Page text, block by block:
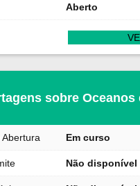
Aberto
sobre Oceanos
Abertura Em curso
Não disponível